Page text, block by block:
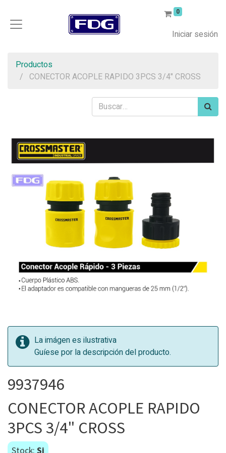
0
Iniciar sesión
Productos
CONECTOR ACOPLE RAPIDO 3PCS 3/4" CROSS
La imágen es ilustrativa
Guíese por la descripción del producto.
9937946
CONECTOR ACOPLE RAPIDO
3PCS 3/4" CROSS
Stock: Si